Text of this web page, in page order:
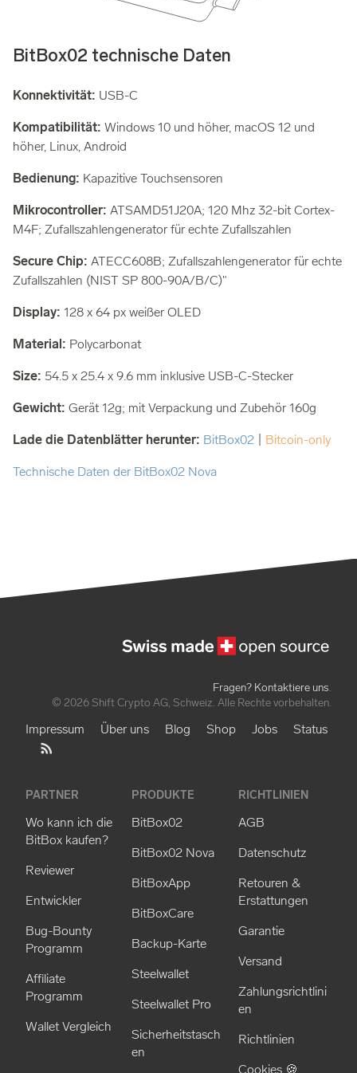
BitBox02 technische Daten
Konnektivität: USB-C
Kompatibilität: Windows 10 und höher, macOS 12 und
höher, Linux, Android
Bedienung: Kapazitive Touchsensoren
Mikrocontroller: ATSAMD51J20A; 120 Mhz 32-bit Cortex-
M4F; Zufallszahlengenerator für echte Zufallszahlen
Secure Chip: ATECC608B; Zufallszahlengenerator für echte
Zufallszahlen (NIST SP 800-90A/B/C)"
Display: 128 x 64 px weißer OLED
Material: Polycarbonat
Size: 54.5 x 25.4 x 9.6 mm inklusive USB-C-Stecker
Gewicht: Gerät 12g; mit Verpackung und Zubehör 160g
Lade die Datenblätter herunter: BitBox02 Bitcoin-only
Technische Daten der BitBox02 Nova
Fragen? Kontaktiere uns.
© 2026 Shift Crypto AG, Schweiz. Alle Rechte vorbehalten.
Impressum Über uns Blog Shop Jobs Status
PARTNER
Wo kann ich die
BitBox kaufen?
Reviewer
Entwickler
Bug-Bounty
Programm
Affiliate
Programm
Wallet Vergleich
PRODUKTE
BitBox02
BitBox02 Nova
BitBoxApp
BitBoxCare
Backup-Karte
Steelwallet
Steelwallet Pro
Sicherheitstasch
en
RICHTLINIEN
AGB
Datenschutz
Retouren &
Erstattungen
Garantie
Versand
Zahlungsrichtlini
en
Richtlinien
Cookies 🍪